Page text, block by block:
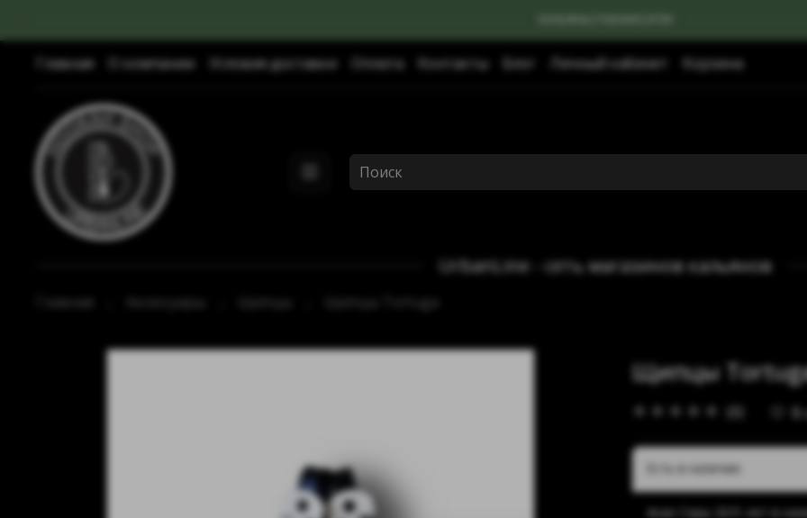
Главная О компании Условия доставки Оплата Контакты Блог Личный кабинет Корзина
UrbanLine - сеть магазинов кальянов
Щипцы
В
Есть в наличии:
Акан Серы 20/5: нет в